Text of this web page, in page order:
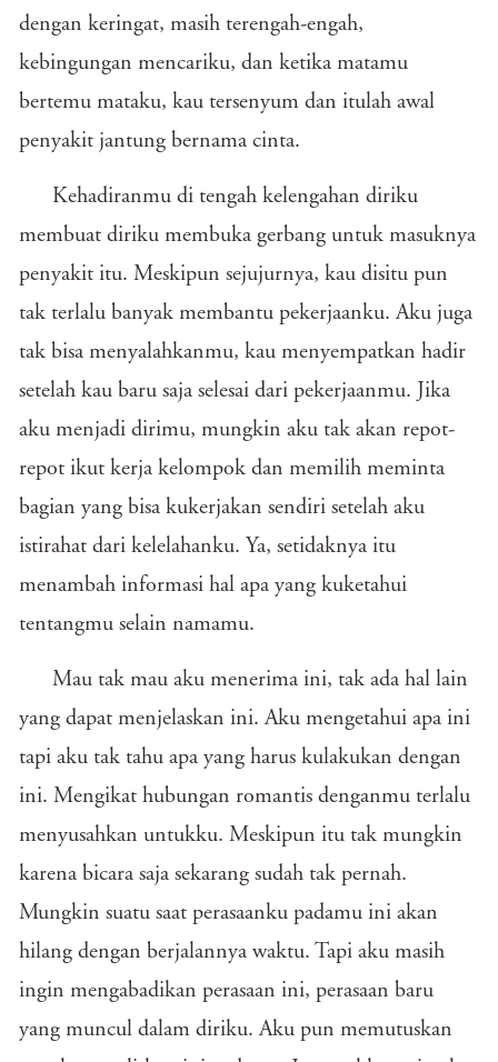
dengan keringat, masih terengah-engah,
kebingungan mencariku, dan ketika matamu
bertemu mataku, kau tersenyum dan itulah awal
penyakit jantung bernama cinta.
Kehadiranmu di tengah kelengahan diriku
membuat diriku membuka gerbang untuk masuknya
penyakit itu. Meskipun sejujurnya, kau disitu pun
tak terlalu banyak membantu pekerjaanku. Aku juga
tak bisa menyalahkanmu, kau menyempatkan hadir
setelah kau baru saja selesai dari pekerjaanmu. Jika
aku menjadi dirimu, mungkin aku tak akan repot-
repot ikut kerja kelompok dan memilih meminta
bagian yang bisa kukerjakan sendiri setelah aku
istirahat dari kelelahanku. Ya, setidaknya itu
menambah informasi hal apa yang kuketahui
tentangmu selain namamu.
Mau tak mau aku menerima ini, tak ada hal lain
yang dapat menjelaskan ini. Aku mengetahui apa ini
tapi aku tak tahu apa yang harus kulakukan dengan
ini. Mengikat hubungan romantis denganmu terlalu
menyusahkan untukku. Meskipun itu tak mungkin
karena bicara saja sekarang sudah tak pernah.
Mungkin suatu saat perasaanku padamu ini akan
hilang dengan berjalannya waktu. Tapi aku masih
ingin mengabadikan perasaan ini, perasaan baru
yang muncul dalam diriku. Aku pun memutuskan